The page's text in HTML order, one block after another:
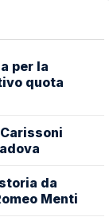
per la
quota
da
Menti